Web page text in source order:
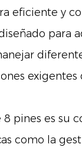
eficiente y
para
pines es su
como la